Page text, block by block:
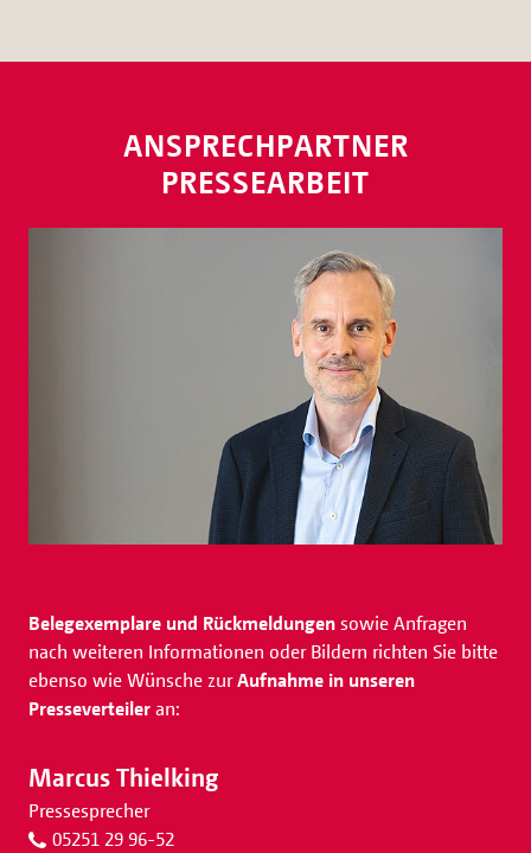
ANSPRECHPARTNER
PRESSEARBEIT
Belegexemplare und Rückmeldungen sowie Anfragen
nach weiteren Informationen oder Bildern richten Sie bitte
ebenso wie Wünsche zurAufnahme in unseren
Presseverteiler an:
Marcus Thielking
Pressesprecher
05251 29 96-52